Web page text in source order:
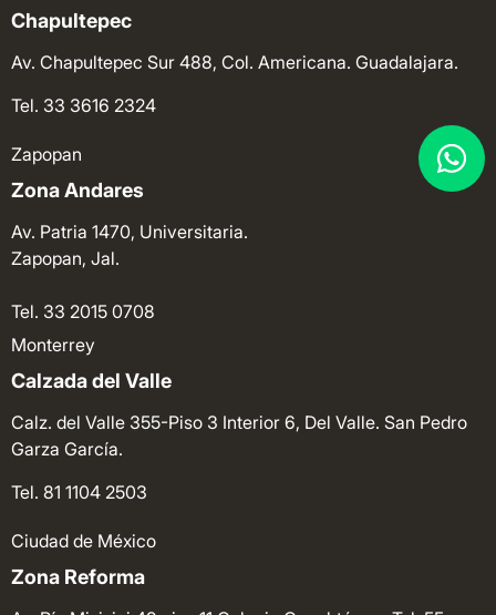
Chapultepec
Av. Chapultepec Sur 488, Col. Americana. Guadalajara.
Tel. 33 3616 2324
Zapopan
Zona Andares
Av. Patria 1470, Universitaria.
Zapopan, Jal.
Tel. 33 2015 0708
Monterrey
Calzada del Valle
Calz. del Valle 355-Piso 3 Interior 6, Del Valle. San Pedro
Garza García.
Tel. 81 1104 2503
Ciudad de México
Zona Reforma